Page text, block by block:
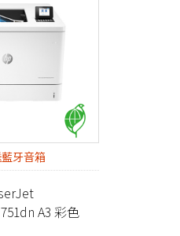
牙音箱
A3 彩色